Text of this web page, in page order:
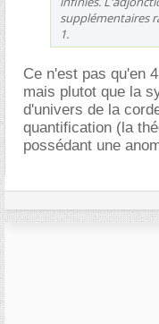
supplémentaires
1.
Ce n'est pas qu'en
mais plutot que la
d'univers de la
quantification (la
possédant une